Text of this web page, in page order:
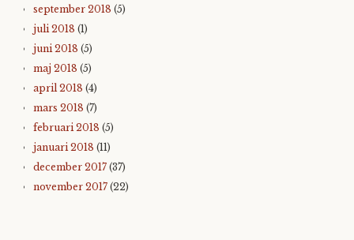
september 2018 (5)
juli 2018 (1)
juni 2018 (5)
maj 2018 (5)
april 2018 (4)
mars 2018 (7)
februari 2018 (5)
januari 2018 (11)
december 2017 (37)
november 2017 (22)